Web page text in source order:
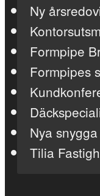
Ny
Formpipe
Formpipes
Nya
Tilia